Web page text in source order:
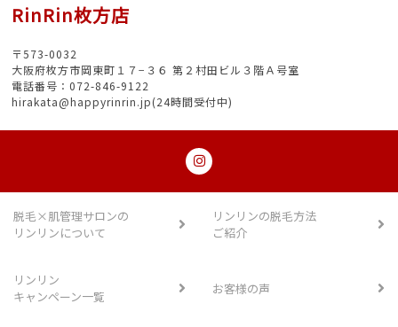
RinRin枚方店
〒573-0032
大阪府枚方市岡東町１７−３６ 第２村田ビル３階Ａ号室
電話番号：072-846-9122
hirakata@happyrinrin.jp(24時間受付中)
脱毛×肌管理サロンの
リンリンについて
リンリンの脱毛方法
ご紹介
リンリン
キャンペーン一覧
お客様の声